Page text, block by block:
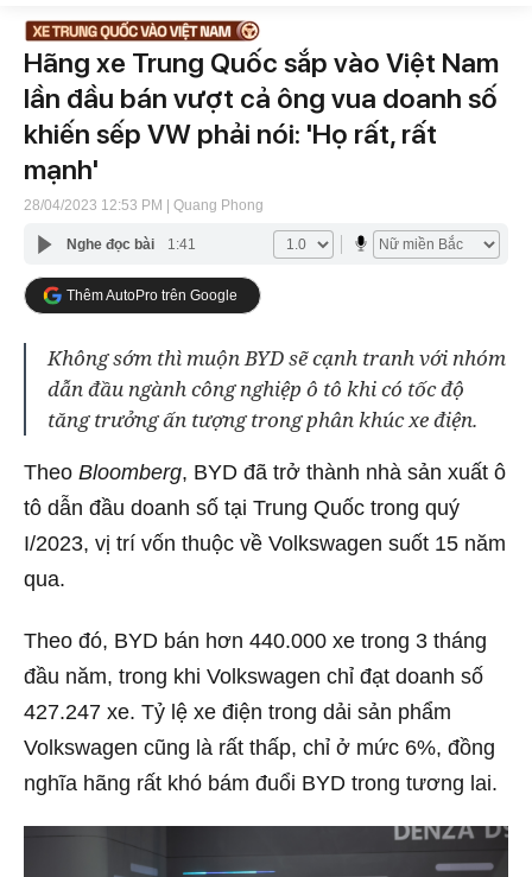
Hãng xe Trung Quốc sắp vào Việt Nam
lần đầu bán vượt cả ông vua doanh số
khiến sếp VW phải nói: 'Họ rất, rất
mạnh'
28/04/2023 12:53 PM | Quang Phong
Nghe đọc bài 1:41
Thêm AutoPro trên Google
Không sớm thì muộn BYD sẽ cạnh tranh với nhóm
dẫn đầu ngành công nghiệp ô tô khi có tốc độ
tăng trưởng ấn tượng trong phân khúc xe điện.
Theo Bloomberg, BYD đã trở thành nhà sản xuất ô
tô dẫn đầu doanh số tại Trung Quốc trong quý
I/2023, vị trí vốn thuộc về Volkswagen suốt 15 năm
qua.
Theo đó, BYD bán hơn 440.000 xe trong 3 tháng
đầu năm, trong khi Volkswagen chỉ đạt doanh số
427.247 xe. Tỷ lệ xe điện trong dải sản phẩm
Volkswagen cũng là rất thấp, chỉ ở mức 6%, đồng
nghĩa hãng rất khó bám đuổi BYD trong tương lai.